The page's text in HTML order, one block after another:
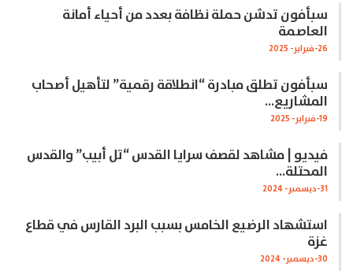
سبأفون تدشن حملة نظافة بعدد من أحياء أمانة
العاصمة
26-فبراير- 2025
سبأفون تطلق مبادرة “انطلاقة رقمية” لتأهيل أصحاب
المشاريع…
19-فبراير- 2025
فيديو | مشاهد لقصف سرايا القدس “تل أبيب” والقدس
المحتلة…
31-ديسمبر- 2024
استشهاد الرضيع الخامس بسبب البرد القارس في قطاع
غزة
30-ديسمبر- 2024